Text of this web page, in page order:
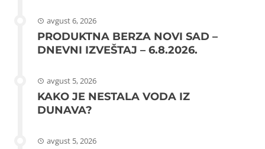
avgust 6, 2026
PRODUKTNA BERZA NOVI SAD –
DNEVNI IZVEŠTAJ – 6.8.2026.
avgust 5, 2026
KAKO JE NESTALA VODA IZ
DUNAVA?
avgust 5, 2026